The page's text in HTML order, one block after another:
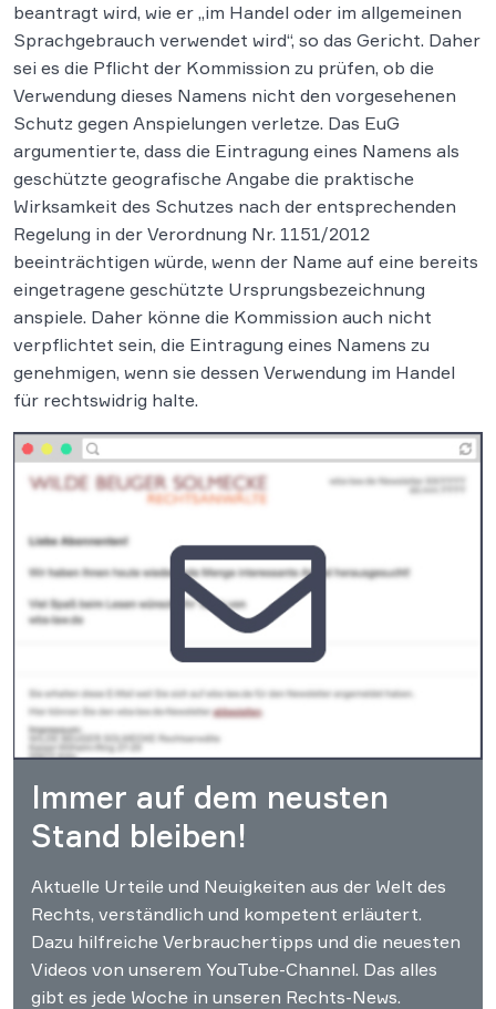
beantragt wird, wie er „im Handel oder im allgemeinen
Sprachgebrauch verwendet wird“, so das Gericht. Daher
sei es die Pflicht der Kommission zu prüfen, ob die
Verwendung dieses Namens nicht den vorgesehenen
Schutz gegen Anspielungen verletze. Das EuG
argumentierte, dass die Eintragung eines Namens als
geschützte geografische Angabe die praktische
Wirksamkeit des Schutzes nach der entsprechenden
Regelung in der Verordnung Nr. 1151/2012
beeinträchtigen würde, wenn der Name auf eine bereits
eingetragene geschützte Ursprungsbezeichnung
anspiele. Daher könne die Kommission auch nicht
verpflichtet sein, die Eintragung eines Namens zu
genehmigen, wenn sie dessen Verwendung im Handel
für rechtswidrig halte.
Immer auf dem neusten
Stand bleiben!
Aktuelle Urteile und Neuigkeiten aus der Welt des
Rechts, verständlich und kompetent erläutert.
Dazu hilfreiche Verbrauchertipps und die neuesten
Videos von unserem YouTube-Channel. Das alles
gibt es jede Woche in unseren Rechts-News.